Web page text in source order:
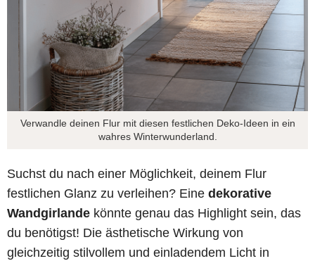
Verwandle deinen Flur mit diesen festlichen Deko-Ideen in ein
wahres Winterwunderland.
Suchst du nach einer Möglichkeit, deinem Flur
festlichen Glanz zu verleihen? Eine dekorative
Wandgirlande könnte genau das Highlight sein, das
du benötigst! Die ästhetische Wirkung von
gleichzeitig stilvollem und einladendem Licht in